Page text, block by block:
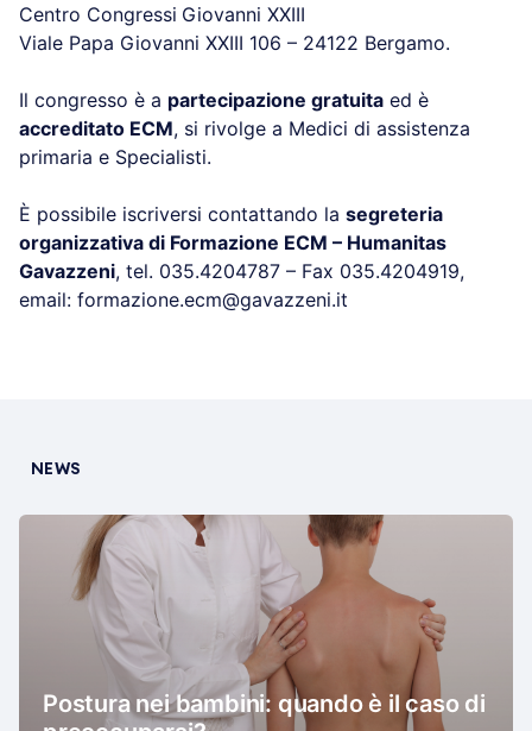
Centro Congressi Giovanni XXIII
Viale Papa Giovanni XXIII 106 – 24122 Bergamo.
Il congresso è a partecipazione gratuita ed è
accreditato ECM, si rivolge a Medici di assistenza
primaria e Specialisti.
È possibile iscriversi contattando la segreteria
organizzativa di Formazione ECM – Humanitas
Gavazzeni, tel. 035.4204787 – Fax 035.4204919,
email: formazione.ecm@gavazzeni.it
NEWS
Postura nei bambini: quando è il caso di